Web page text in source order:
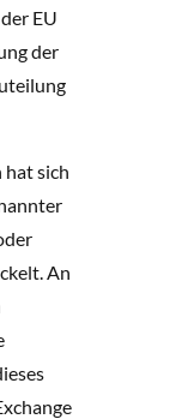
EU
der
hat sich
An